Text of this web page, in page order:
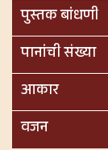
पुस्तक बांधणी
पानांची संख्या
आकार
वजन